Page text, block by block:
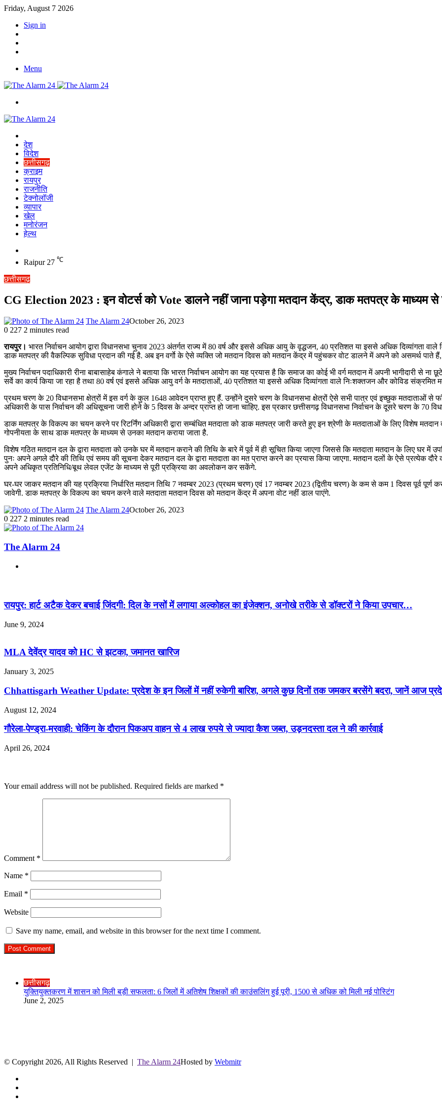
Friday, August 7 2026
Sign in
Menu
देश
विदेश
छत्तीसगढ़
क्राइम
रायपुर
राजनीति
टेक्नोलॉजी
व्यापार
खेल
मनोरंजन
हेल्थ
skin
Raipur 27 ℃
छत्तीसगढ़
CG Election 2023 : इन वोटर्स को Vote डालने नहीं जाना पड़ेगा मतदान केंद्र, डाक मतपत्र के माध्यम से
The Alarm 24October 26, 2023
0 227 2 minutes read
रायपुर। भारत निर्वाचन आयोग द्वारा विधानसभा चुनाव 2023 अंतर्गत राज्य में 80 वर्ष और इससे अधिक आयु के वृद्धजन, 40 प्रतिशत या इससे अधिक दिव्यांगता
डाक मतपत्र की वैकल्पिक सुविधा प्रदान की गई है. अब इन वर्गाे के ऐसे व्यक्ति जो मतदान दिवस को मतदान केंद्र में पहुंचकर वोट डालने में अपने को असमर्थ
मुख्य निर्वाचन पदाधिकारी रीना बाबासाहेब कंगाले ने बताया कि भारत निर्वाचन आयोग का यह प्रयास है कि समाज का कोई भी वर्ग मतदान में अपनी भागीदारी से ना
सर्वे का कार्य किया जा रहा है तथा 80 वर्ष एवं इससे अधिक आयु वर्ग के मतदाताओं, 40 प्रतिशत या इससे अधिक दिव्यांगता वाले निःशक्तजन और कोविड संक्रमित
प्रथम चरण के 20 विधानसभा क्षेत्रों में इस वर्ग के कुल 1648 आवेदन प्राप्त हुए हैं. उन्होंने दुसरे चरण के विधानसभा क्षेत्रों ऐसे सभी पात्र एवं इच्छुक मतदाताओं से
अधिकारी के पास निर्वाचन की अधिसूचना जारी होने के 5 दिवस के अन्दर प्राप्त हो जाना चाहिए. इस प्रकार छत्तीसगढ़ विधानसभा निर्वाचन के दूसरे चरण के 70
डाक मतपत्र के विकल्प का चयन करने पर रिटर्निंग अधिकारी द्वारा सम्बंधित मतदाता को डाक मतपत्र जारी करते हुए इन श्रेणी के मतदाताओं के लिए विशेष
गोपनीयता के साथ डाक मतपत्र के माध्यम से उनका मतदान कराया जाता है.
विशेष गठित मतदान दल के द्वारा मतदाता को उनके घर में मतदान कराने की तिथि के बारे में पूर्व में ही सूचित किया जाएगा जिससे कि मतदाता मतदान के लिए घर में
पुनः अपने अगले दौरे की तिथि एवं समय की सूचना देकर मतदान दल के द्वारा मतदाता का मत प्राप्त करने का प्रयास किया जाएगा. मतदान दलों के ऐसे प्रत्येक
अपने अधिकृत प्रतिनिधि/बूथ लेवल एजेंट के माध्यम से पूरी प्रक्रिया का अवलोकन कर सकेंगे.
घर-घर जाकर मतदान की यह प्रक्रिया निर्धारित मतदान तिथि 7 नवम्बर 2023 (प्रथम चरण) एवं 17 नवम्बर 2023 (द्वितीय चरण) के कम से कम 1 दिवस पूर्व पूर्ण कर
जावेगी. डाक मतपत्र के विकल्प का चयन करने वाले मतदाता मतदान दिवस को मतदान केंद्र में अपना वोट नहीं डाल पाएंगे.
The Alarm 24October 26, 2023
0 227 2 minutes read
The Alarm 24
रायपुर: हार्ट अटैक देकर बचाई जिंदगी: दिल के नसों में लगाया अल्कोहल का इंजेक्शन, अनोखे तरीके से डॉक्टरों ने किया उपचार…
June 9, 2024
MLA देवेंद्र यादव को HC से झटका, जमानत खारिज
January 3, 2025
Chhattisgarh Weather Update: प्रदेश के इन जिलों में नहीं रुकेगी बारिश, अगले कुछ दिनों तक जमकर बरसेंगे बदरा, जानें आज
August 12, 2024
गौरेला-पेण्ड्रा-मरवाही: चेकिंग के दौरान पिकअप वाहन से 4 लाख रुपये से ज्यादा कैश जब्त, उड़नदस्ता दल ने की कार्रवाई
April 26, 2024
Your email address will not be published. Required fields are marked *
Comment *
Name *
Email *
Website
Save my name, email, and website in this browser for the next time I comment.
छत्तीसगढ़
युक्तियुक्तकरण में शासन को मिली बड़ी सफलता: 6 जिलों में अतिशेष शिक्षकों की काउंसलिंग हुई पूरी, 1500 से अधिक को मिली नई पोस्टिंग
June 2, 2025
© Copyright 2026, All Rights Reserved | The Alarm 24Hosted by Webmitr